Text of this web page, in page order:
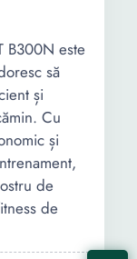
B300N este
să
și
Cu
și
de
de